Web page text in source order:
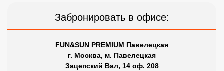
Забронировать в офисе:
FUN&SUN PREMIUM Павелецкая
г. Москва, м. Павелецкая
Зацепский Вал, 14 оф. 208